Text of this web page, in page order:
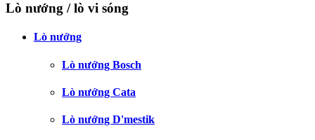
Lò nướng / lò vi sóng
Lò nướng
Lò nướng Bosch
Lò nướng Cata
Lò nướng D'mestik